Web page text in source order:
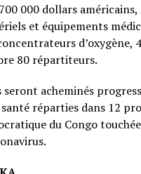
000 dollars américains,
et équipements
d’oxygène,
80 répartiteurs.
seront acheminés
réparties dans 12
du Congo